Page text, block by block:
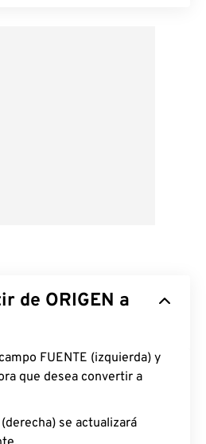
de ORIGEN a
FUENTE (izquierda) y
que desea convertir a
se actualizará